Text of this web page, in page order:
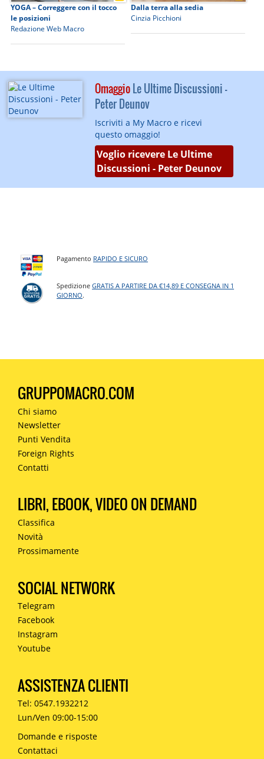
YOGA – Correggere con il tocco
le posizioni
Redazione Web Macro
Dalla terra alla sedia
Cinzia Picchioni
OmaggioLe Ultime Discussioni -
Peter Deunov
Iscriviti a My Macro e ricevi
questo omaggio!
Voglio ricevere Le Ultime
Discussioni - Peter Deunov
Pagamento RAPIDO E SICURO
SpedizioneGRATIS A PARTIRE DA €14,89 E CONSEGNA IN 1
GIORNO.
GRUPPOMACRO.COM
Chi siamo
Newsletter
Punti Vendita
Foreign Rights
Contatti
LIBRI, EBOOK, VIDEO ON DEMAND
Classifica
Novità
Prossimamente
SOCIAL NETWORK
Telegram
Facebook
Instagram
Youtube
ASSISTENZA CLIENTI
Tel: 0547.1932212
Lun/Ven 09:00-15:00
Domande e risposte
Contattaci